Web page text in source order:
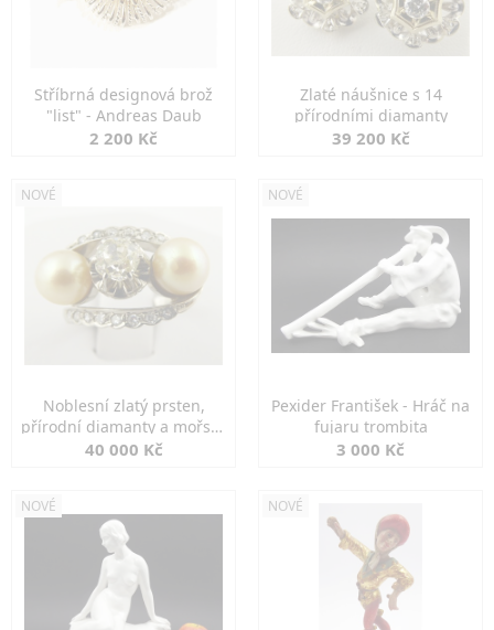
Stříbrná designová brož
"list" - Andreas Daub
2 200 Kč
Zlaté náušnice s 14
přírodními diamanty
39 200 Kč
NOVÉ
Noblesní zlatý prsten,
přírodní diamanty a mořské
perly
40 000 Kč
NOVÉ
Pexider František - Hráč na
fujaru trombita
3 000 Kč
NOVÉ NOVÉ